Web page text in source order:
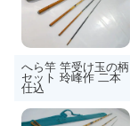
へら竿 竿受け玉の柄
セット 玲峰作 二本
仕込